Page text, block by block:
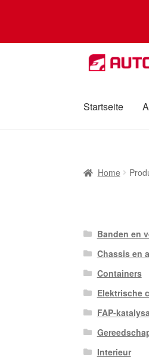
Ga
door
navigatie
Ga
naar
inhoud
Startseite
Over ons
Home
Banden en
Chassis en
Containers
Elektrische
FAP-
Interieur